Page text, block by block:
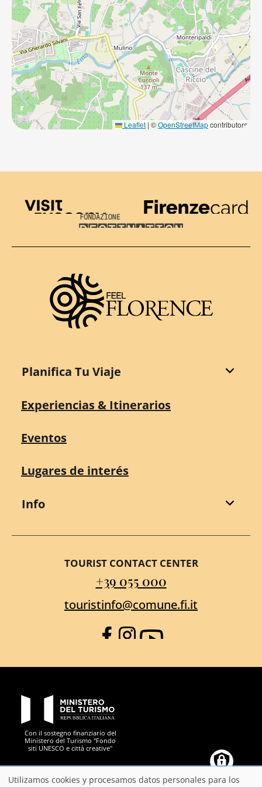
Leaflet | ©OpenStreetMapcontributors
Visit Tuscany
Firenze Card
Destination Florence
Planifica Tu Viaje
Experiencias & Itinerarios
Eventos
Lugares de interés
Info
TOURIST CONTACT CENTER
+39 055 000
touristinfo@comune.fi.it
Facebook
Instagram
YouTube
Con il sostegno finanziario del
Ministero del Turismo "Fondo
siti UNESCO e città creative"
Città Metropolitana
Utilizamos cookies y procesamos datos personales para los